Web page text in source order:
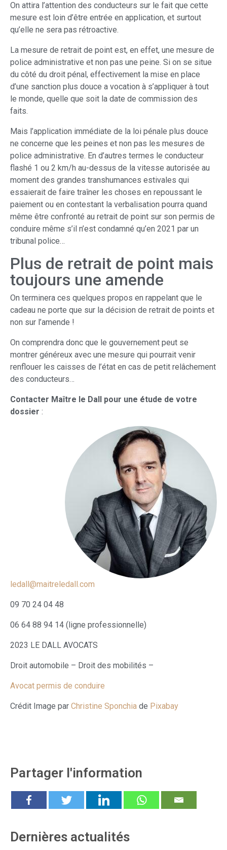
On attira l’attention des conducteurs sur le fait que cette
mesure est loin d’être entrée en application, et surtout
qu’elle ne sera pas rétroactive.
La mesure de retrait de point est, en effet, une mesure de
police administrative et non pas une peine. Si on se situe
du côté du droit pénal, effectivement la mise en place
d’une sanction plus douce a vocation à s’appliquer à tout
le monde, quelle que soit la date de commission des
faits.
Mais l’application immédiate de la loi pénale plus douce
ne concerne que les peines et non pas les mesures de
police administrative. En d’autres termes le conducteur
flashé 1 ou 2 km/h au-dessus de la vitesse autorisée au
moment des grandes transhumances estivales qui
essaierait de faire traîner les choses en repoussant le
paiement ou en contestant la verbalisation pourra quand
même être confronté au retrait de point sur son permis de
conduire même s’il n’est condamné qu’en 2021 par un
tribunal police…
Plus de retrait de point mais
toujours une amende
On terminera ces quelques propos en rappelant que le
cadeau ne porte que sur la décision de retrait de points et
non sur l’amende !
On comprendra donc que le gouvernement peut se
montrer généreux avec une mesure qui pourrait venir
renflouer les caisses de l’état en cas de petit relâchement
des conducteurs…
Contacter Maître le Dall pour une étude de votre
dossier :
ledall@maitreledall.com
09 70 24 04 48
06 64 88 94 14 (ligne professionnelle)
2023 LE DALL AVOCATS
Droit automobile – Droit des mobilités –
Avocat permis de conduire
Crédit Image par Christine Sponchia de Pixabay
Partager l'information
Dernières actualités